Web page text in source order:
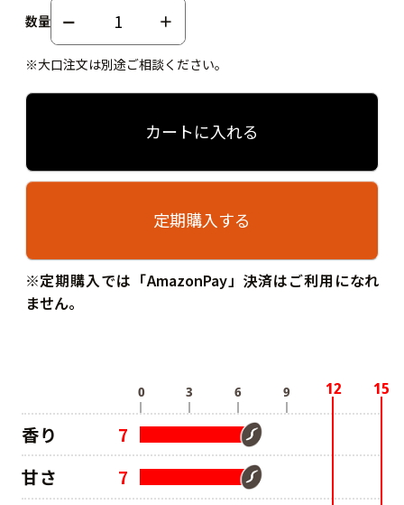
数量
※大口注文は別途ご相談ください。
カートに入れる
定期購入する
※定期購入では「AmazonPay」決済はご利用になれ
ません。
香り
7
甘さ
7